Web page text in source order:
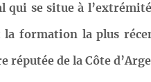
se situe à
la formation la plus
réputée de la Côte